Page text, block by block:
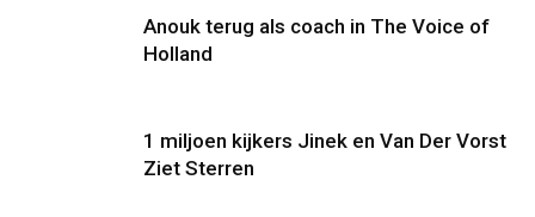
Anouk terug als coach in The Voice of
Holland
1 miljoen kijkers Jinek en Van Der Vorst
Ziet Sterren